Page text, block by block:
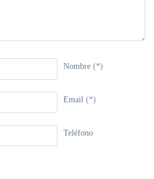
Nombre (*)
Email (*)
Teléfono